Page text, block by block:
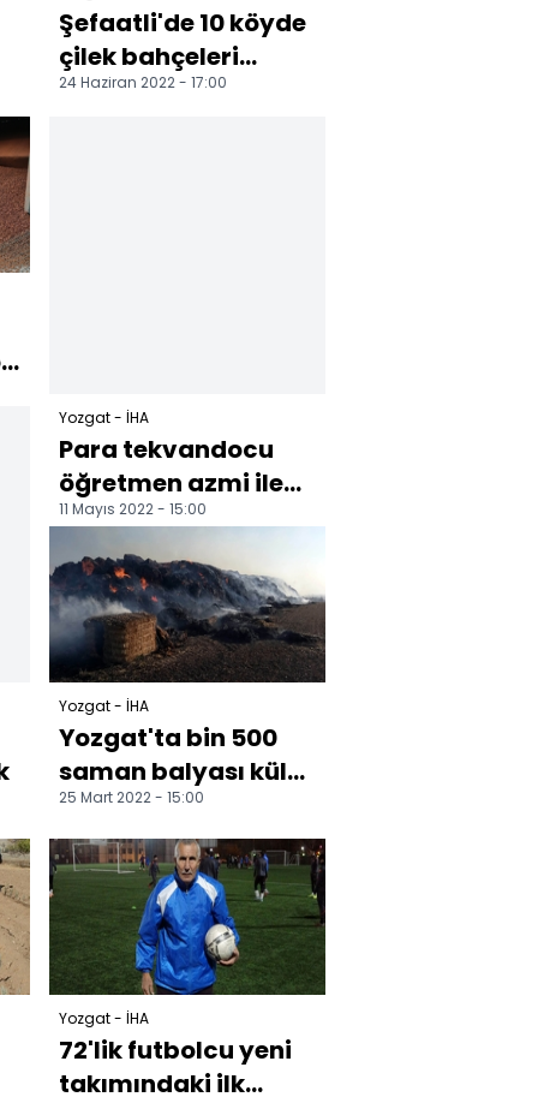
Şefaatli'de 10 köyde
çilek bahçeleri
kurulacak
24 Haziran 2022 - 17:00
Yozgat - İHA
Para tekvandocu
öğretmen azmi ile
öğrencilerine örnek
oluyor
11 Mayıs 2022 - 15:00
Yozgat - İHA
Yozgat'ta bin 500
saman balyası küle
döndü
25 Mart 2022 - 15:00
Yozgat - İHA
72'lik futbolcu yeni
takımındaki ilk